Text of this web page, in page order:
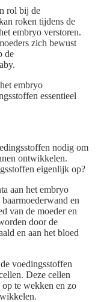
rol bij de
roken tijdens de
embryo verstoren.
zich bewust
de
embryo
essentieel
nodig om
ontwikkelen.
eigenlijk op?
aan het embryo
en
van de moeder en
door de
en aan het bloed
voedingsstoffen
Deze cellen
te wekken en zo